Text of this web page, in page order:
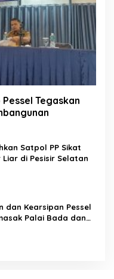
Tegaskan
Satpol PP Sikat
di Pesisir Selatan
dan Kearsipan Pessel
Palai Bada dan